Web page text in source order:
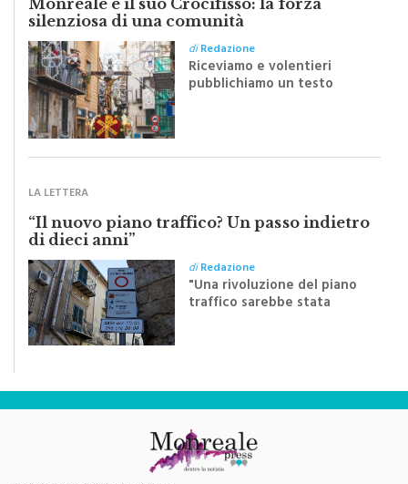
Monreale e il suo Crocifisso: la forza
silenziosa di una comunità
diRedazione
Riceviamo e volentieri
Sapienza all'indomani della
LA LETTERA
“Il nuovo piano traffico? Un passo indietro
di dieci anni”
diRedazione
"Una rivoluzione del piano